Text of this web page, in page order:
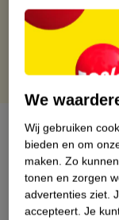
Gratis punten
Over dit
We
Wij gebruiken
bieden en om
maken. Zo
tonen en zorgen
advertenties ziet.
accepteert. Je